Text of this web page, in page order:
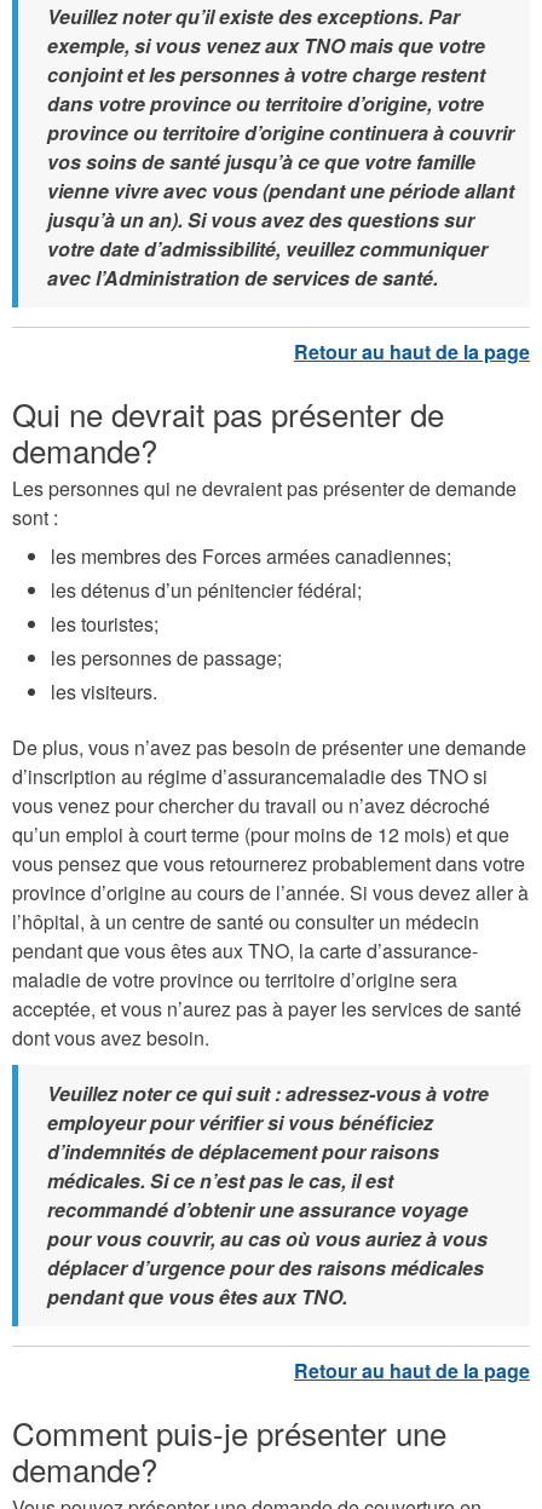
Veuillez noter qu’il existe des exceptions. Par
exemple, si vous venez aux TNO mais que votre
conjoint et les personnes à votre charge restent
dans votre province ou territoire d’origine, votre
province ou territoire d’origine continuera à couvrir
vos soins de santé jusqu’à ce que votre famille
vienne vivre avec vous (pendant une période allant
jusqu’à un an). Si vous avez des questions sur
votre date d’admissibilité, veuillez communiquer
avec l’Administration de services de santé.
Qui ne devrait pas présenter de
demande?
Les personnes qui ne devraient pas présenter de demande
sont :
les membres des Forces armées canadiennes;
les détenus d’un pénitencier fédéral;
les touristes;
les personnes de passage;
les visiteurs.
De plus, vous n’avez pas besoin de présenter une demande
d’inscription au régime d’assurancemaladie des TNO si
vous venez pour chercher du travail ou n’avez décroché
qu’un emploi à court terme (pour moins de 12 mois) et que
vous pensez que vous retournerez probablement dans votre
province d’origine au cours de l’année. Si vous devez aller à
l’hôpital, à un centre de santé ou consulter un médecin
pendant que vous êtes aux TNO, la carte d’assurance-
maladie de votre province ou territoire d’origine sera
acceptée, et vous n’aurez pas à payer les services de santé
dont vous avez besoin.
Veuillez noter ce qui suit : adressez-vous à votre
employeur pour vérifier si vous bénéficiez
d’indemnités de déplacement pour raisons
médicales. Si ce n’est pas le cas, il est
recommandé d’obtenir une assurance voyage
pour vous couvrir, au cas où vous auriez à vous
déplacer d’urgence pour des raisons médicales
pendant que vous êtes aux TNO.
Comment puis-je présenter une
demande?